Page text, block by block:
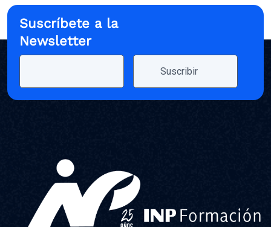
Suscríbete a la
Newsletter